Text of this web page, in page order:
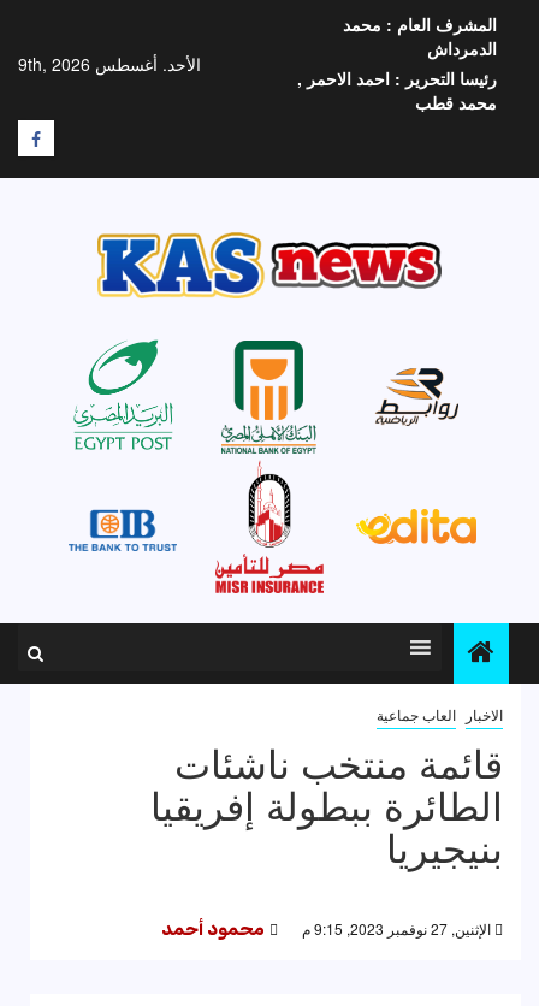
المحتوى
الأحد. أغسطس 9th, 2026
المشرف العام : محمد
الدمرداش
رئيسا التحرير : احمد الاحمر ,
محمد قطب
F
الاخبار العاب جماعية
قائمة منتخب ناشئات
الطائرة ببطولة إفريقيا
بنيجيريا
الإثنين, 27 نوفمبر 2023, 9:15 م محمود أحمد